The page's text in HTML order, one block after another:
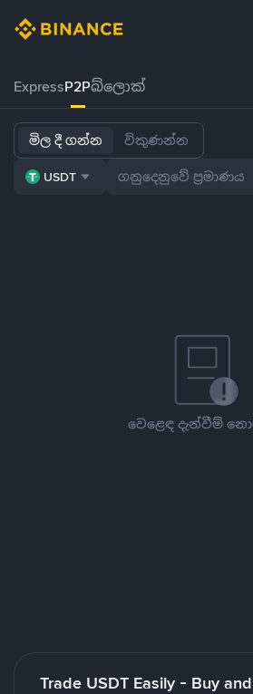
ExpressP2Pබ්ලොක්
මිල දී ගන්න විකුණන්න
USDT
වෙළෙඳ දැන්වීම්
Trade USDT Easily - Buy